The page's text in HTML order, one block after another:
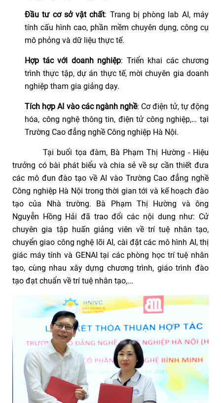
Đầu tư cơ sở vật chất: Trang bị phòng lab AI, máy
tính cấu hình cao, phần mềm chuyên dụng, công cụ
mô phỏng và dữ liệu thực tế.
Hợp tác với doanh nghiệp: Triển khai các chương
trình thực tập, dự án thực tế, mời chuyên gia doanh
nghiệp tham gia giảng dạy.
Tích hợp AI vào các ngành nghề: Cơ điện tử, tự động
hóa, công nghệ thông tin, điện tử công nghiệp,… tại
Trường Cao đẳng nghề Công nghiệp Hà Nội.
Tại buổi tọa đàm, Bà Phạm Thị Hường - Hiệu
trưởng có bài phát biểu và chia sẻ về sự cần thiết đưa
các mô đun đào tạo về AI vào Trường Cao đẳng nghề
Công nghiệp Hà Nội trong thời gian tới và kế hoạch đào
tạo của Nhà trường. Bà Phạm Thị Hường và ông
Nguyễn Hồng Hải đã trao đổi các nội dung như: Cử
chuyên gia tập huấn giảng viên về trí tuệ nhân tạo,
chuyển giao công nghệ lõi AI, cài đặt các mô hình AI, thị
giác máy tính và GENAI tại các phòng học trí tuệ nhân
tạo, cùng nhau xây dựng chương trình, giáo trình đào
tạo đạt chuẩn về trí tuệ nhân tạo,...